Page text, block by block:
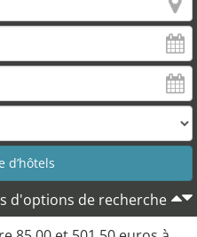
d'options de recherche